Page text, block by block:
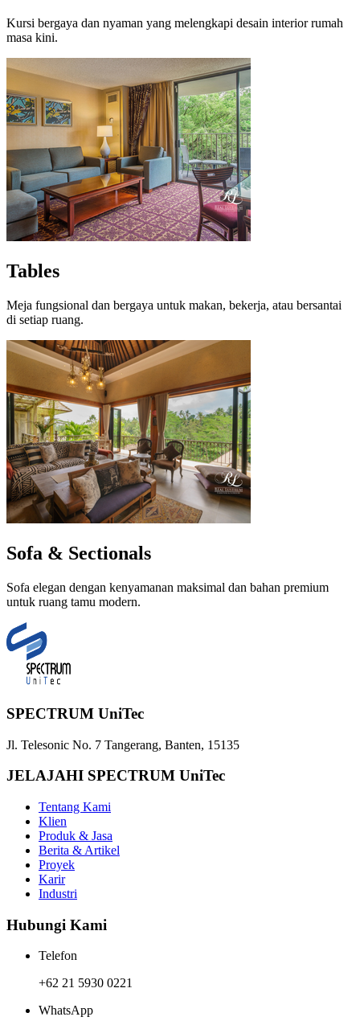
Kursi bergaya dan nyaman yang melengkapi desain interior rumah
masa kini.
Tables
Meja fungsional dan bergaya untuk makan, bekerja, atau bersantai
di setiap ruang.
Sofa & Sectionals
Sofa elegan dengan kenyamanan maksimal dan bahan premium
untuk ruang tamu modern.
SPECTRUM UniTec
Jl. Telesonic No. 7 Tangerang, Banten, 15135
JELAJAHI SPECTRUM UniTec
Tentang Kami
Klien
Produk & Jasa
Berita & Artikel
Proyek
Karir
Industri
Hubungi Kami
Telefon
+62 21 5930 0221
WhatsApp